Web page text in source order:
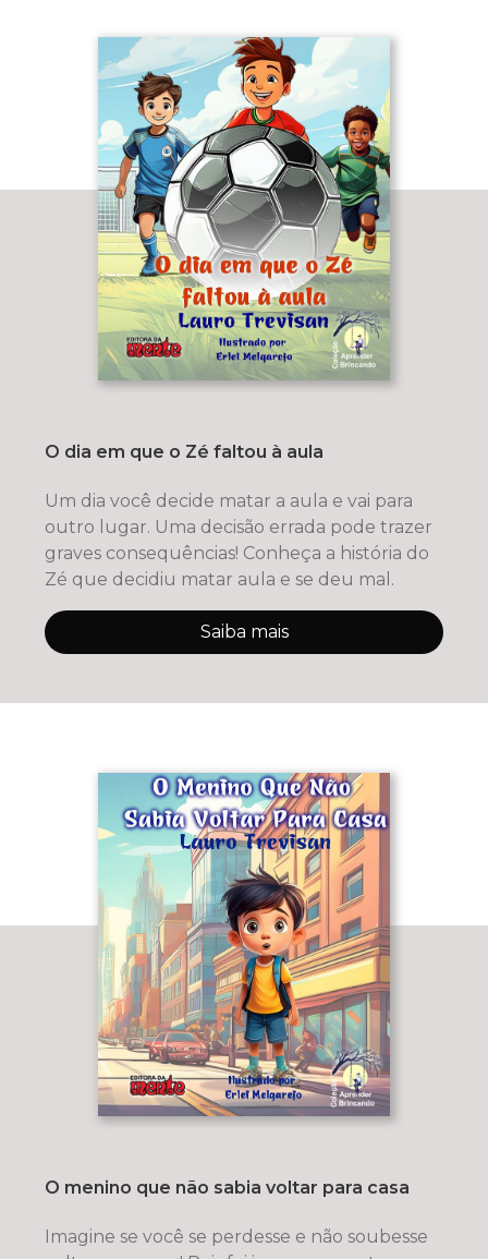
O dia em que o Zé faltou à aula
Um dia você decide matar a aula e vai para
outro lugar. Uma decisão errada pode trazer
graves consequências! Conheça a história do
Zé que decidiu matar aula e se deu mal.
Saiba mais
O menino que não sabia voltar para casa
Imagine se você se perdesse e não soubesse